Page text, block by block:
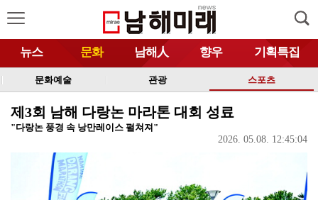
뉴스 문화 남해人 향우 기획특집
문화예술 관광 스포츠
제3회 남해 다랑논 마라톤 대회 성료
"다랑논 풍경 속 낭만레이스 펼쳐져"
2026. 05.08. 12:45:04